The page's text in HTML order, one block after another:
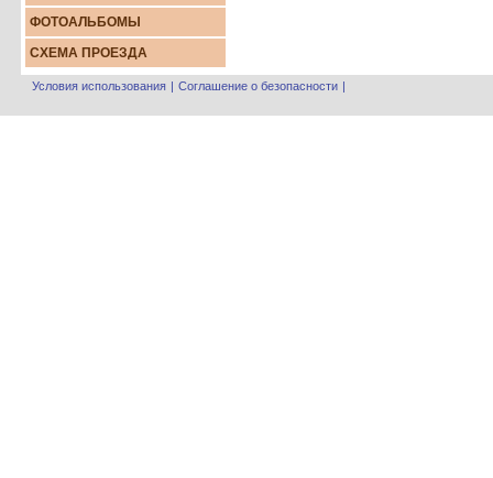
ФОТОАЛЬБОМЫ
СХЕМА ПРОЕЗДА
Условия использования | Соглашение о безопасности |